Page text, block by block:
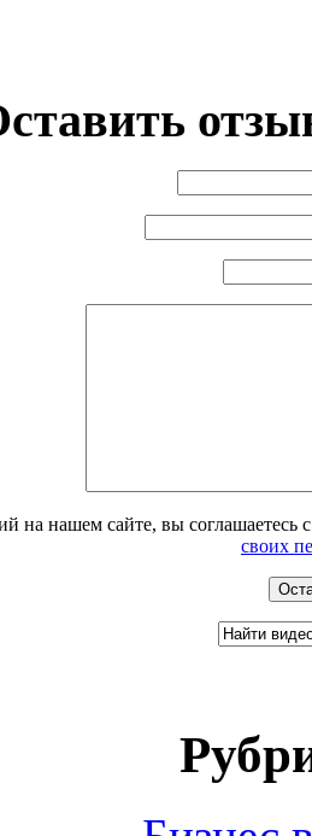
на нашем сайте, вы соглашаетесь
своих